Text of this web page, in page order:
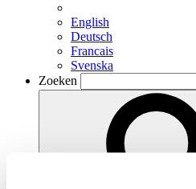
English
Deutsch
Francais
Svenska
Zoeken